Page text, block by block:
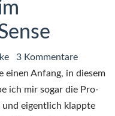
3 Kommentare
einen Anfang, in diesem
ich mir sogar die Pro-
eigentlich klappte